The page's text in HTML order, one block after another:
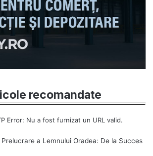
recomandate
Error: Nu a fost furnizat un URL valid.
a Lemnului Oradea: De la Succes